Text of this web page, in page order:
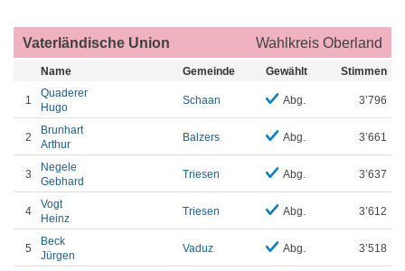
Vaterländische Union Wahlkreis Oberland
Name Gemeinde Gewählt Stimmen
1
Quaderer
Hugo
Schaan Abg. 3’796
2
Brunhart
Arthur
Balzers Abg. 3’661
3
Negele
Gebhard
Triesen Abg. 3’637
4
Vogt
Heinz
Triesen Abg. 3’612
5
Beck
Jürgen
Vaduz Abg. 3’518